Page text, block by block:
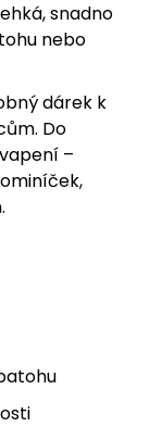
snadno
nebo
dárek k
Do
–